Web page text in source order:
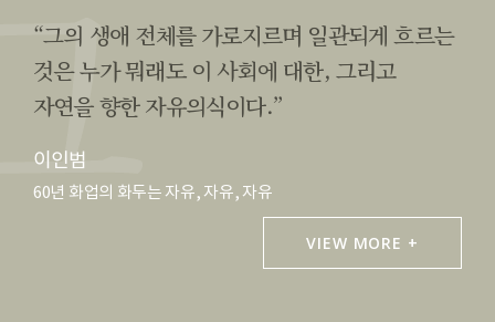
“그의 생애 전체를 가로지르며 일관되게 흐르는
것은 누가 뭐래도 이 사회에 대한, 그리고
자연을 향한 자유의식이다.”
이인범
60년 화업의 화두는 자유, 자유, 자유
VIEW MORE +